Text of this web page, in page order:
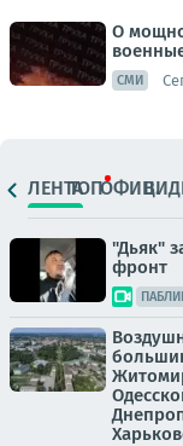
О
СМИ
ЛЕНТАТОПОФИЦ.
"Дьяк"
фронт